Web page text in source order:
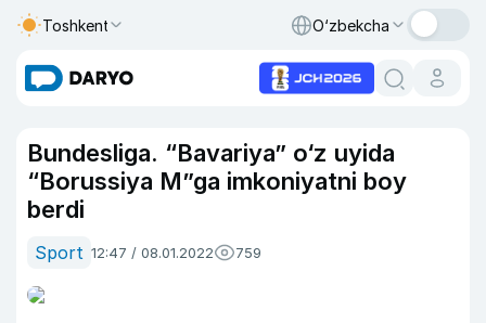
Toshkent O‘zbekcha
Bundesliga. “Bavariya” o‘z uyida
“Borussiya M”ga imkoniyatni boy
berdi
Sport 12:47 / 08.01.2022 759